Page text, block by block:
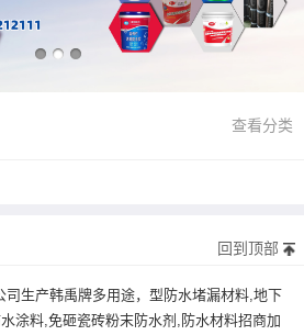
查看分类
回到顶部
司生产韩禹牌多用途，型防水堵漏材料,地下
涂料,免砸瓷砖粉末防水剂,防水材料招商加